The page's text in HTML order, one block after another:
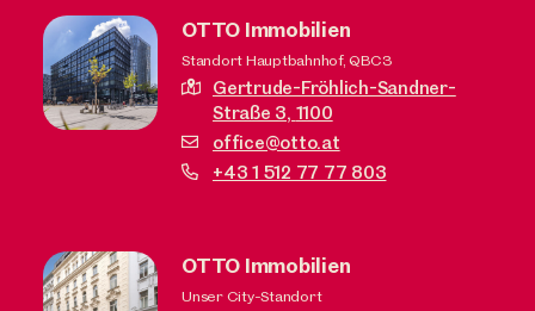
OTTO Immobilien
Standort Hauptbahnhof, QBC3
Gertrude-Fröhlich-Sandner-
Straße 3, 1100
office@otto.at
+43 1 512 77 77 803
OTTO Immobilien
Unser City-Standort